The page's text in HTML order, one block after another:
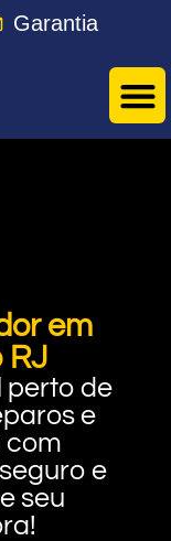
Garantia
em
RJ
perto de
e
com
e
seu